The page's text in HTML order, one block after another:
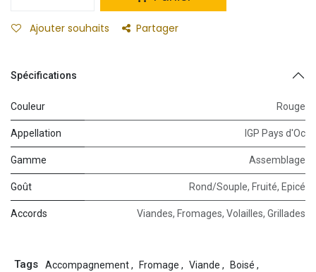
Ajouter souhaits Partager
Spécifications
Couleur Rouge
Appellation IGP Pays d'Oc
Gamme Assemblage
Goût Rond/Souple, Fruité, Epicé
Accords Viandes, Fromages, Volailles, Grillades
Tags Accompagnement, Fromage , Viande , Boisé ,